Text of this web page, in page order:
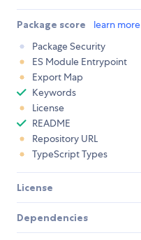
Package score
learn more
Package Security
ES Module Entrypoint
Export Map
Keywords
License
README
Repository URL
TypeScript Types
License
Dependencies